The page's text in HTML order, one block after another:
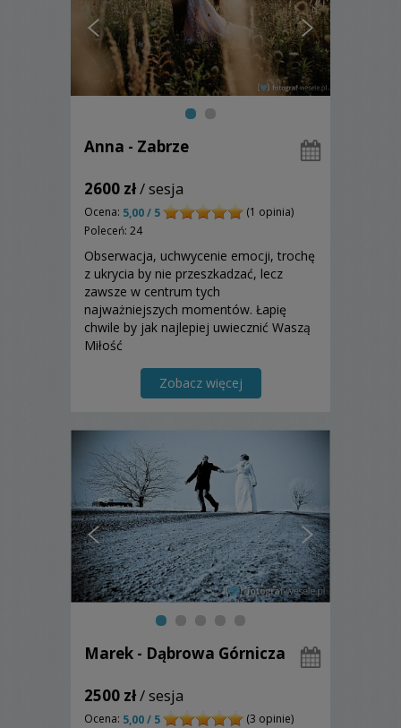
Anna - Zabrze
2600 zł/ sesja
Ocena: 5,00 / 5
(1 opinia)
Poleceń: 24
Obserwacja, uchwycenie emocji, trochę
z ukrycia by nie przeszkadzać, lecz
zawsze w centrum tych
najważniejszych momentów. Łapię
chwile by jak najlepiej uwiecznić Waszą
Miłość
Zobacz więcej
Marek - Dąbrowa Górnicza
2500 zł/ sesja
Ocena: 5,00 / 5
(3 opinie)